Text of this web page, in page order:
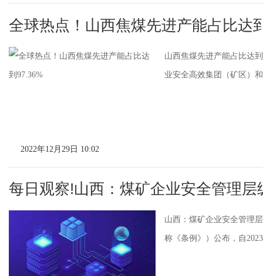
全球热点！山西焦煤先进产能占比达
山西焦煤先进产能占比达
业安全高效集团（矿区）
2022年12月29日 10:02
每日观察!山西：煤矿企业安全管理层
山西：煤矿企业安全管理
称《条例》）公布，自